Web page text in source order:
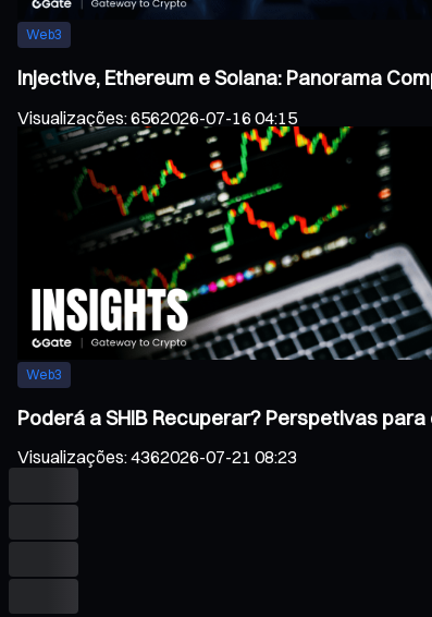
Web3
Injective, Ethereum e Solana: Panorama
Visualizações:6562026-07-16 04:15
Web3
Poderá a SHIB Recuperar? Perspetivas
Visualizações:4362026-07-21 08:23